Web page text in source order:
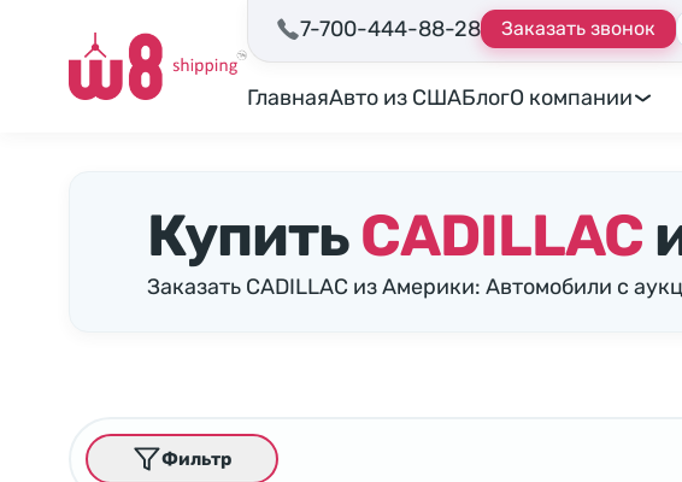
7-700-444-88-28 Заказать звонок
ГлавнаяАвто из СШАБлогО компании
КупитьCADILLAC
Заказать CADILLAC из Америки: Автомобили с
Фильтр